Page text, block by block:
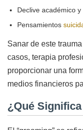
Declive académico
Pensamientos
Sanar de este
casos, terapia
proporcionar una
medios financieros
¿Qué